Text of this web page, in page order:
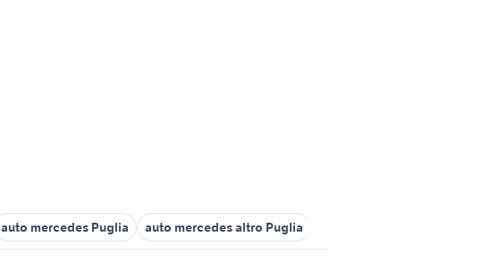
auto mercedes Puglia auto mercedes altro Puglia